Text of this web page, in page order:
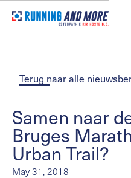
Terug naar alle
Samen naar
Bruges
Urban Trail?
May 31, 2018